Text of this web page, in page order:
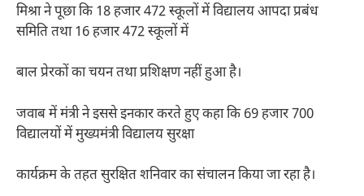
मिश्रा ने पूछा कि 18 हजार 472 स्कूलों में विद्यालय आपदा प्रबंध
समिति तथा 16 हजार 472 स्कूलों में
बाल प्रेरकों का चयन तथा प्रशिक्षण नहीं हुआ है।
जवाब में मंत्री ने इससे इनकार करते हुए कहा कि 69 हजार 700
विद्यालयों में मुख्यमंत्री विद्यालय सुरक्षा
कार्यक्रम के तहत सुरक्षित शनिवार का संचालन किया जा रहा है।